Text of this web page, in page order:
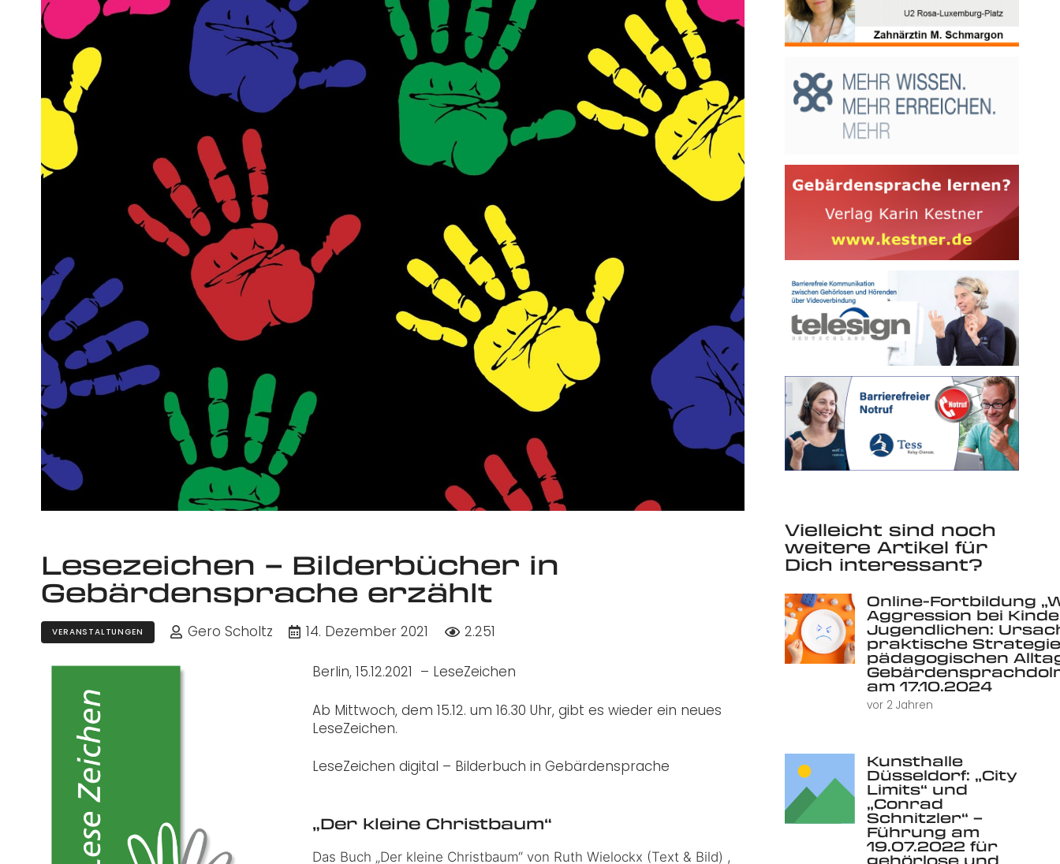
Lesezeichen – Bilderbücher in
Gebärdensprache erzählt
VERANSTALTUNGEN Gero Scholtz 14. Dezember 2021 2.251
Berlin, 15.12.2021 – LeseZeichen
Ab Mittwoch, dem 15.12. um 16.30 Uhr, gibt es wieder ein neues
LeseZeichen.
LeseZeichen digital – Bilderbuch in Gebärdensprache
„Der kleine Christbaum“
Das Buch „Der kleine Christbaum“ von Ruth Wielockx (Text & Bild) ,
Vielleicht sind noch
weitere Artikel für
Dich interessant?
Online-Fortbildung
Aggression bei
Jugendlichen:
praktische
pädagogischen
am 17.10.2024
vor 2 Jahren
Kunsthalle
Düsseldorf: „City
Limits“ und
„Conrad
Schnitzler“ –
Führung am
19.07.2022 für
gehörlose und